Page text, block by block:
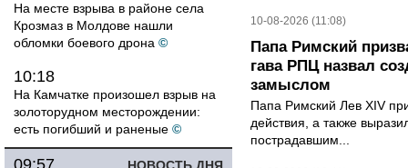
На месте взрыва в районе села
Крозмаз в Молдове нашли
обломки боевого дрона ©
10:18
На Камчатке произошел взрыв на
золоторудном месторождении:
есть погибший и раненые ©
09:57
10-08-2026 (11:08)
Папа Римский
гава РПЦ назвал
замыслом
Папа Римский Лев XIV
действия, а также
пострадавшим...